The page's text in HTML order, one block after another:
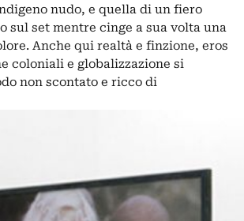
nudo, e quella di un fiero
sul set mentre cinge a sua volta una
Anche qui realtà e finzione, eros
coloniali e globalizzazione si
non scontato e ricco di